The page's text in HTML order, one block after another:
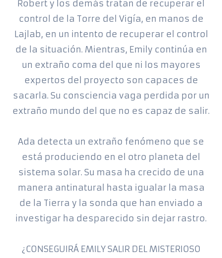
Robert y los demás tratan de recuperar el
control de la Torre del Vigía, en manos de
Lajlab, en un intento de recuperar el control
de la situación. Mientras, Emily continúa en
un extraño coma del que ni los mayores
expertos del proyecto son capaces de
sacarla. Su consciencia vaga perdida por un
extraño mundo del que no es capaz de salir.
Ada detecta un extraño fenómeno que se
está produciendo en el otro planeta del
sistema solar. Su masa ha crecido de una
manera antinatural hasta igualar la masa
de la Tierra y la sonda que han enviado a
investigar ha desparecido sin dejar rastro.
¿CONSEGUIRÁ EMILY SALIR DEL MISTERIOSO